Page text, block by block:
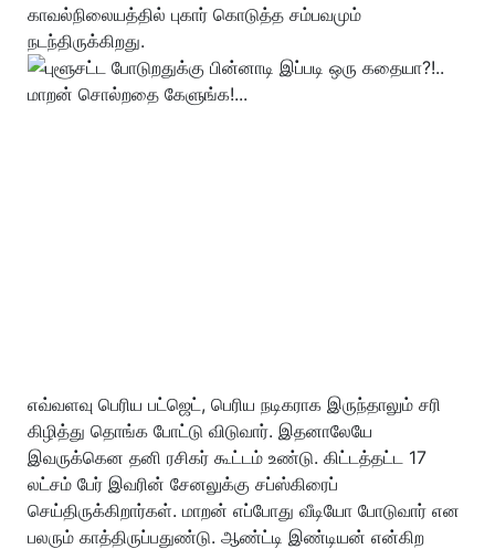
காவல்நிலையத்தில் புகார் கொடுத்த சம்பவமும்
நடந்திருக்கிறது.
எவ்வளவு பெரிய பட்ஜெட், பெரிய நடிகராக இருந்தாலும் சரி
கிழித்து தொங்க போட்டு விடுவார். இதனாலேயே
இவருக்கென தனி ரசிகர் கூட்டம் உண்டு. கிட்டத்தட்ட 17
லட்சம் பேர் இவரின் சேனலுக்கு சப்ஸ்கிரைப்
செய்திருக்கிறார்கள். மாறன் எப்போது வீடியோ போடுவார் என
பலரும் காத்திருப்பதுண்டு. ஆண்ட்டி இண்டியன் என்கிற